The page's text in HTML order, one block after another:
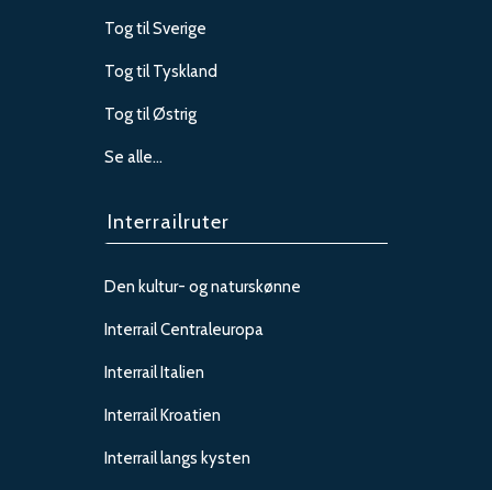
Tog til Sverige
Tog til Tyskland
Tog til Østrig
Se alle…
Interrailruter
Den kultur- og naturskønne
Interrail Centraleuropa
Interrail Italien
Interrail Kroatien
Interrail langs kysten